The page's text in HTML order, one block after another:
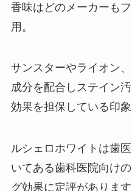
香味はどのメーカーも
用。
サンスターやライオン
成分を配合しステイン
効果を担保している印象
ルシェロホワイトは歯
いてある歯科医院向け
グ効果に定評があります